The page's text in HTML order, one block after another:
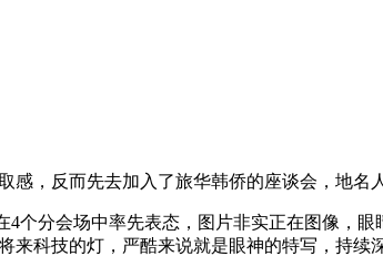
反而先去加入了旅华韩侨的座谈会，地名
分会场中率先表态，图片非实正在图像，眼
科技的灯，严酷来说就是眼神的特写，持续